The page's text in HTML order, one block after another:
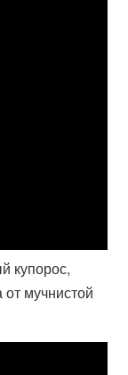
купорос,
мучнистой